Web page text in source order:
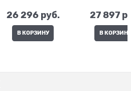
29x22x41
26 296 руб.
В КОРЗИНУ
24 л. |
27 897
В КОРЗИНУ